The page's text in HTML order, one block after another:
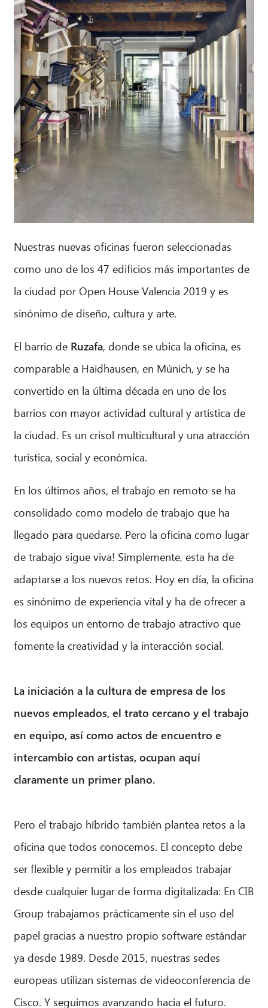
Nuestras nuevas oficinas fueron seleccionadas
como uno de los 47 edificios más importantes de
la ciudad por Open House Valencia 2019 y es
sinónimo de diseño, cultura y arte.
El barrio de Ruzafa, donde se ubica la oficina, es
comparable a Haidhausen, en Múnich, y se ha
convertido en la última década en uno de los
barrios con mayor actividad cultural y artística de
la ciudad. Es un crisol multicultural y una atracción
turística, social y económica.
En los últimos años, el trabajo en remoto se ha
consolidado como modelo de trabajo que ha
llegado para quedarse. Pero la oficina como lugar
de trabajo sigue viva! Simplemente, esta ha de
adaptarse a los nuevos retos. Hoy en día, la oficina
es sinónimo de experiencia vital y ha de ofrecer a
los equipos un entorno de trabajo atractivo que
fomente la creatividad y la interacción social.
La iniciación a la cultura de empresa de los
nuevos empleados, el trato cercano y el trabajo
en equipo, así como actos de encuentro e
intercambio con artistas, ocupan aquí
claramente un primer plano.
Pero el trabajo híbrido también plantea retos a la
oficina que todos conocemos. El concepto debe
ser flexible y permitir a los empleados trabajar
desde cualquier lugar de forma digitalizada: En CIB
Group trabajamos prácticamente sin el uso del
papel gracias a nuestro propio software estándar
ya desde 1989. Desde 2015, nuestras sedes
europeas utilizan sistemas de videoconferencia de
Cisco. Y seguimos avanzando hacia el futuro.
¡Hola! ¿Qué puedo hacer por ti?